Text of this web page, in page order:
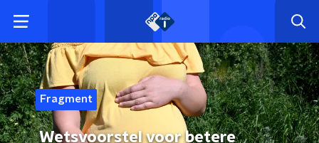
Fragment
Wetsvoorstel voor betere